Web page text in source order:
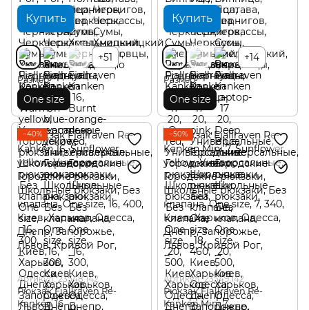
Купить
+51
Размер
One size
Купить
+14
Размер
One size
−40%
Артикул: 23548.142
Рюкзак Fjallraven Re-
Kanken 16
−50%
Артикул: 23549.142
Рюкзак Fjallraven Re-
Kanken Mini 7